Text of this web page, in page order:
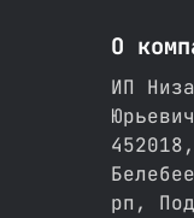
О
ИП
Юрьевич
рп,